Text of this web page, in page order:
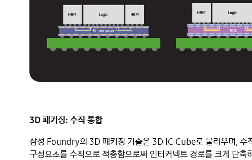
3D 패키징: 수직 통합
삼성 Foundry의 3D 패키징 기술은 3D IC Cube로 불리우며, 수
구성요소를 수직으로 적층함으로써 인터커넥트 경로를 크게 단